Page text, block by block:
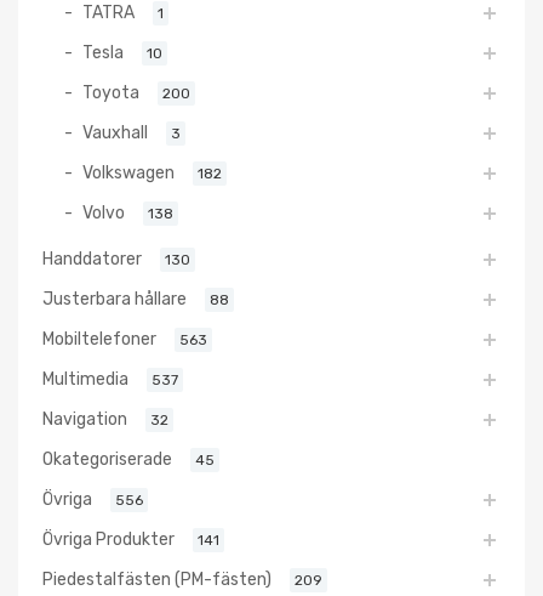
TATRA 1
Tesla 10
Toyota 200
Vauxhall 3
Volkswagen 182
Volvo 138
Handdatorer 130
Justerbara hållare 88
Mobiltelefoner 563
Multimedia 537
Navigation 32
Okategoriserade 45
Övriga 556
Övriga Produkter 141
Piedestalfästen (PM-fästen) 209